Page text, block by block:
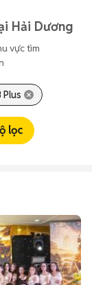
Hải Dương
vực tìm
Plus
lọc